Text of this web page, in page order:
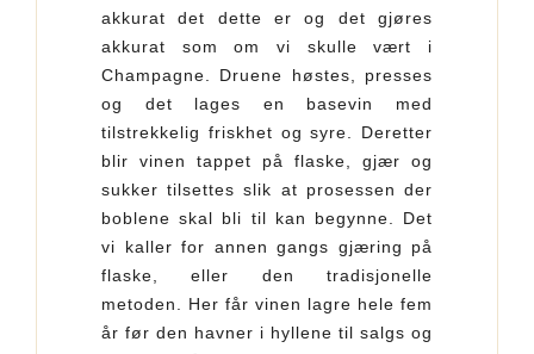
akkurat det dette er og det gjøres
akkurat som om vi skulle vært i
Champagne. Druene høstes, presses
og det lages en basevin med
tilstrekkelig friskhet og syre. Deretter
blir vinen tappet på flaske, gjær og
sukker tilsettes slik at prosessen der
boblene skal bli til kan begynne. Det
vi kaller for annen gangs gjæring på
flaske, eller den tradisjonelle
metoden. Her får vinen lagre hele fem
år før den havner i hyllene til salgs og